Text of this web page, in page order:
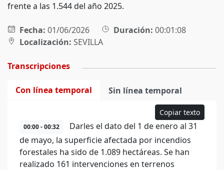
frente a las 1.544 del año 2025.
Fecha: 01/06/2026 Duración: 00:01:08
Localización: SEVILLA
Transcripciones
Con línea temporal Sin línea temporal
Copiar texto
00:00 - 00:32
Darles el dato del 1 de enero al 31
de mayo, la superficie afectada por incendios
forestales ha sido de 1.089 hectáreas. Se han
realizado 161 intervenciones en terrenos